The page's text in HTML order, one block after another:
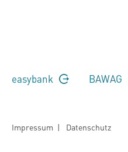
easybank BAWAG
Impressum | Datenschutz